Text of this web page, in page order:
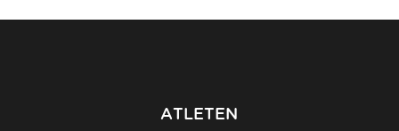
ATLETEN